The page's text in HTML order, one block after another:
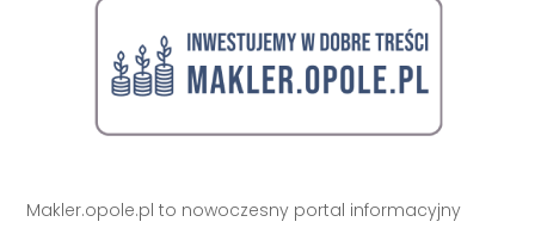
Makler.opole.pl to nowoczesny portal informacyjny